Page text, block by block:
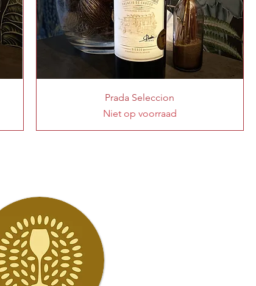
Prada Seleccion
Niet op voorraad